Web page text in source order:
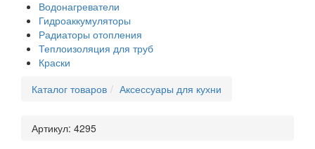
Водонагреватели
Гидроаккумуляторы
Радиаторы отопления
Теплоизоляция для труб
Краски
Каталог товаров
Аксессуары для кухни
Артикул: 4295